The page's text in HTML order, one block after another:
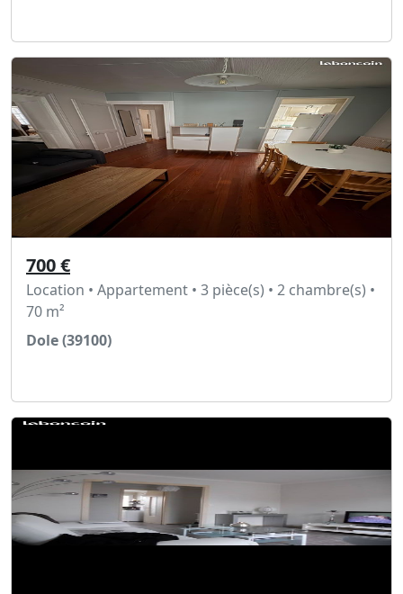
700 €
Location • Appartement • 3 pièce(s) • 2 chambre(s) •
70 m²
Dole (39100)